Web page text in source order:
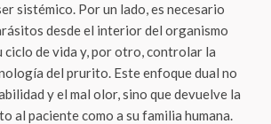
sistémico. Por un lado, es necesario
desde el interior del organismo
ciclo de vida y, por otro, controlar la
del prurito. Este enfoque dual no
y el mal olor, sino que devuelve la
al paciente como a su familia humana.